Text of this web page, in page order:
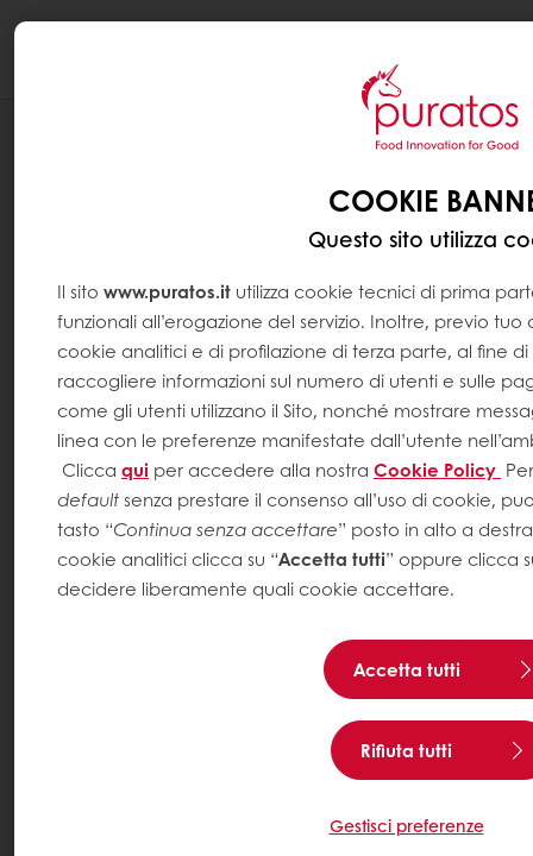
COOKIE
Questo sito utilizza
Il sito www.puratos.it utilizza cookie tecnici di prima
funzionali all’erogazione del servizio. Inoltre, previo tuo
cookie analitici e di profilazione di terza parte, al fine
raccogliere informazioni sul numero di utenti e sulle
come gli utenti utilizzano il Sito, nonché mostrare
linea con le preferenze manifestate dall’utente
Clicca qui per accedere alla nostra Cookie Policy
defaultsenza prestare il consenso all’uso di cookie,
tasto “Continua senza accettare” posto in alto a
cookie analitici clicca su “Accetta tutti” oppure clicca
decidere liberamente quali cookie accettare.
Accetta tutti
Rifiuta tutti
Gestisci preferenze